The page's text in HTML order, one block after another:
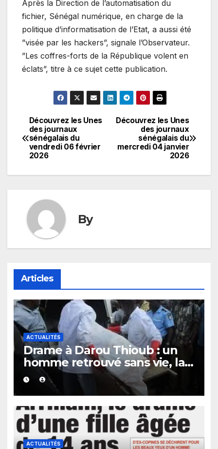
Après la Direction de l’automatisation du
fichier, Sénégal numérique, en charge de la
politique d’informatisation de l’Etat, a aussi été
”visée par les hackers”, signale l’Observateur.
”Les coffres-forts de la République volent en
éclats”, titre à ce sujet cette publication.
Navigation
de
Découvrez les Unes
des journaux
sénégalais du
mercredi 04 janvier
2026
Découvrez les Unes
des journaux
sénégalais du
vendredi 06 février
2026
By
Articles
ACTUALITÉS
Drame à Darou Thioub : un
homme retrouvé sans vie, la
présence de traces de sang
alimente les premières
investigations.
ACTUALITÉS